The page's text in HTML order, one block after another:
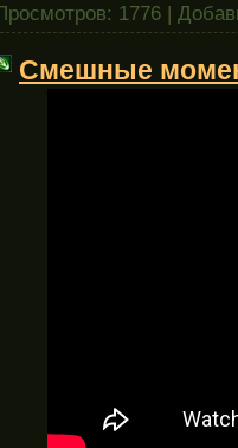
1776 |
Смешные